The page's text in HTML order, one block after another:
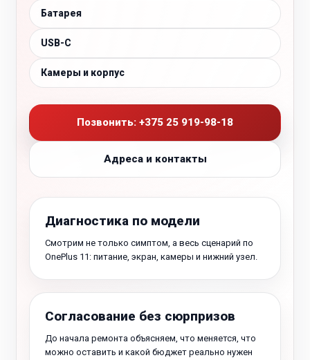
Батарея
USB-C
Камеры и корпус
Позвонить: +375 25 919-98-18
Адреса и контакты
Диагностика по модели
Смотрим не только симптом, а весь сценарий по
OnePlus 11: питание, экран, камеры и нижний узел.
Согласование без сюрпризов
До начала ремонта объясняем, что меняется, что
можно оставить и какой бюджет реально нужен